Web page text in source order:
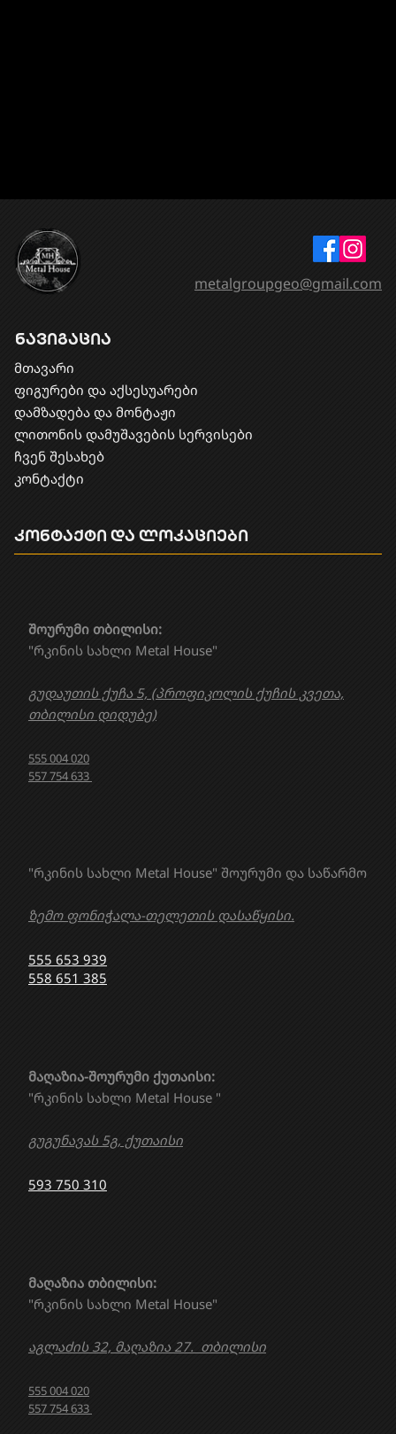
ნავიგაცია
მთავარი
ფიგურები და აქსესუარები
დამზადება და მონტაჟი
​ლითონის დამუშავების სერვისები
ჩვენ შესახებ
კონტაქტი
"რკინის სახლი Metal House" შოურუმი და საწარმო
ზემო ფონიჭალა-თელეთის დასაწყისი.
555 653 939
558 651 385
მაღაზია თბილისი:
"რკინის სახლი Metal House"
აგლაძის 32, მაღაზია 27. თბილისი
555 004 020
557 754 633
მაღაზია-შოურუმი ქუთაისი:
"რკინის სახლი Metal House "
გუგუნავას 5გ, ქუთაისი
593 750 310
შოურუმი თბილისი:
"რკინის სახლი Metal House"
გუდაუთის ქუჩა 5, (პროფიკოლის ქუჩის კვეთა,
თბილისი დიდუბე)
555 004 020
557 754 633
კონტაქტი და ლოკაციები
metalgroupgeo@gmail.com